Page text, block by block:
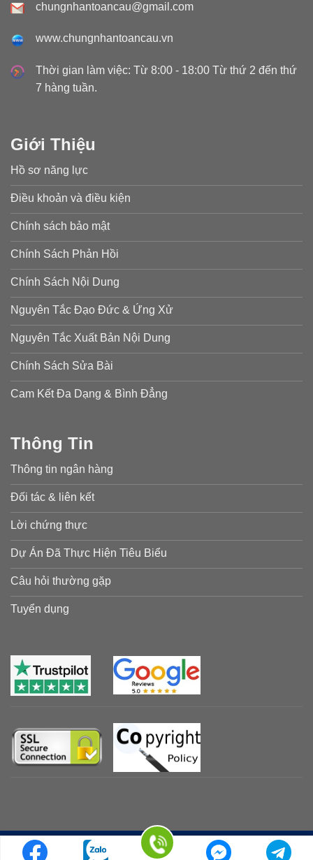
chungnhantoancau@gmail.com
www.chungnhantoancau.vn
Thời gian làm việc: Từ 8:00 - 18:00 Từ thứ 2 đến thứ
7 hàng tuần.
Giới Thiệu
Hồ sơ năng lực
Điều khoản và điều kiện
Chính sách bảo mật
Chính Sách Phản Hồi
Chính Sách Nội Dung
Nguyên Tắc Đạo Đức & Ứng Xử
Nguyên Tắc Xuất Bản Nội Dung
Chính Sách Sửa Bài
Cam Kết Đa Dạng & Bình Đẳng
Thông Tin
Thông tin ngân hàng
Đối tác & liên kết
Lời chứng thực
Dự Án Đã Thực Hiện Tiêu Biểu
Câu hỏi thường gặp
Tuyển dụng
© 2023-2025 GCDRI, All rights reserved - Mã số thuế: